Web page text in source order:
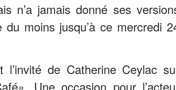
n’a jamais donné ses
moins jusqu’à ce mercredi
de Catherine Ceylac
Une occasion pour